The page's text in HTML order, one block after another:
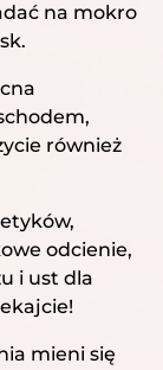
na mokro
również
odcienie,
i ust dla
mieni się